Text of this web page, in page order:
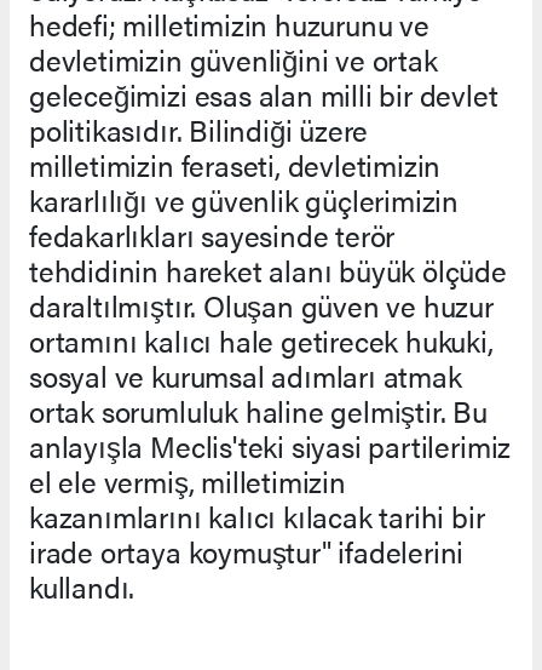
hedefi; milletimizin huzurunu ve
devletimizin güvenliğini ve ortak
geleceğimizi esas alan milli bir devlet
politikasıdır. Bilindiği üzere
milletimizin feraseti, devletimizin
kararlılığı ve güvenlik güçlerimizin
fedakarlıkları sayesinde terör
tehdidinin hareket alanı büyük ölçüde
daraltılmıştır. Oluşan güven ve huzur
ortamını kalıcı hale getirecek hukuki,
sosyal ve kurumsal adımları atmak
ortak sorumluluk haline gelmiştir. Bu
anlayışla Meclis'teki siyasi partilerimiz
el ele vermiş, milletimizin
kazanımlarını kalıcı kılacak tarihi bir
irade ortaya koymuştur" ifadelerini
kullandı.